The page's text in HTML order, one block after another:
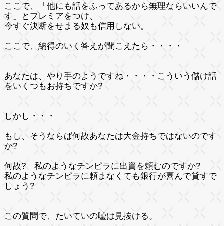
ここで、「他にも話をふってあるから無理ならいいんで
す」とプレミアをつけ、
今すぐ決断をせまる奴も信用しない。
ここで、納得のいく答えが聞こえたら・・・・
あなたは、やり手のようですね・・・・こういう儲け話
をいくつもお持ちですか?
しかし・・・
もし、そうならば何故あなたは大金持ちではないのです
か?
何故? 私のようなチンピラに出資を頼むのですか?
私のようなチンピラに頼まなくても銀行が喜んで貸すで
しょう?
この質問で、たいていの嘘は見抜ける。